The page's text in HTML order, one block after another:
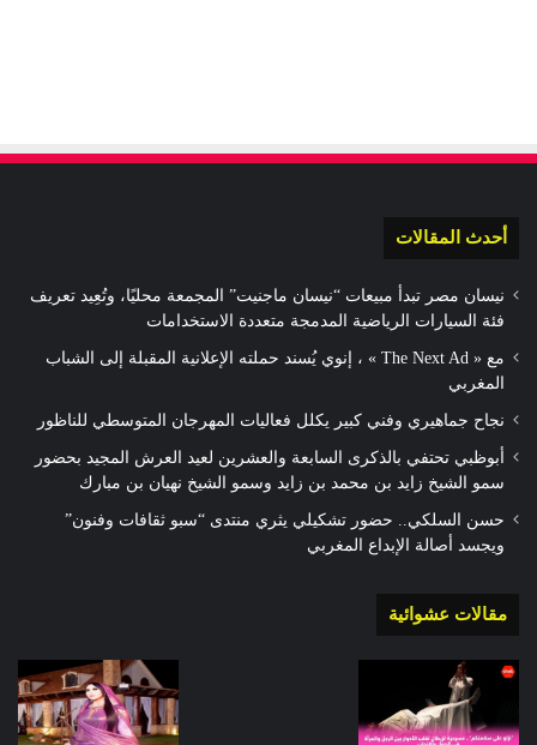
أحدث المقالات
نيسان مصر تبدأ مبيعات “نيسان ماجنيت” المجمعة محليًا، وتُعِيد تعريف
فئة السيارات الرياضية المدمجة متعددة الاستخدامات
مع « The Next Ad » ، إنوي يُسند حملته الإعلانية المقبلة إلى الشباب
المغربي
نجاح جماهيري وفني كبير يكلل فعاليات المهرجان المتوسطي للناظور
أبوظبي تحتفي بالذكرى السابعة والعشرين لعيد العرش المجيد بحضور
سمو الشيخ زايد بن محمد بن زايد وسمو الشيخ نهيان بن مبارك
حسن السلكي.. حضور تشكيلي يثري منتدى “سبو ثقافات وفنون”
ويجسد أصالة الإبداع المغربي
مقالات عشوائية